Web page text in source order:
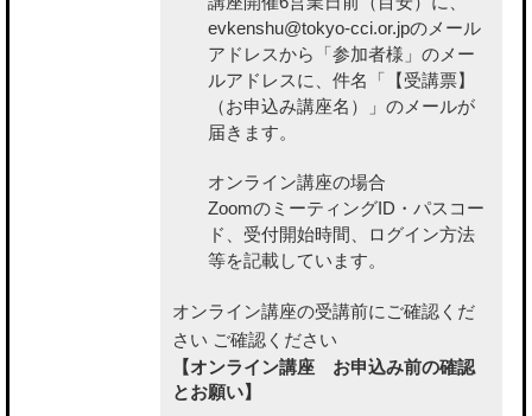
evkenshu@tokyo-cci.or.jpのメール
アドレスから「参加者様」のメー
ルアドレスに、件名「【受講票】
（お申込み講座名）」のメールが
届きます。
オンライン講座の場合
ZoomのミーティングID・パスコー
ド、受付開始時間、ログイン方法
等を記載しています。
オンライン講座の受講前にご確認くだ
さい ご確認ください
【オンライン講座 お申込み前の確認
とお願い】